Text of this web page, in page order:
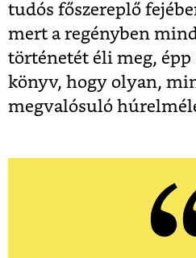
tudós főszereplő
mert a regényben
történetét éli meg, épp
könyv, hogy olyan,
megvalósuló